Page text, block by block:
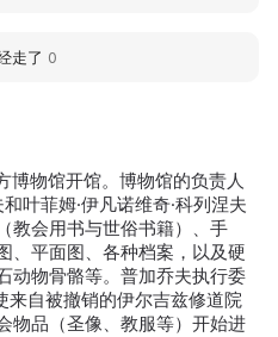
博物馆开馆。博物馆的负责人
叶菲姆·伊凡诺维奇·科列涅夫
教会用书与世俗书籍）、手
、平面图、各种档案，以及硬
动物骨骼等。普加乔夫执行委
来自被撤销的伊尔吉兹修道院
物品（圣像、教服等）开始进
走了 0